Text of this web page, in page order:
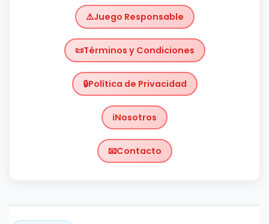
Juego Responsable
Términos y Condiciones
Política de Privacidad
Nosotros
Contacto